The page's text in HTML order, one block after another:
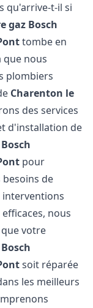
qu'arrive-t-il si
gaz Bosch
tombe en
que nous
plombiers
Charenton le
des services
d'installation de
pour
de
interventions
nous
votre
soit réparée
les meilleurs